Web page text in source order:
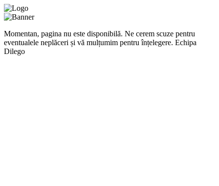
Momentan, pagina nu este disponibilă. Ne cerem scuze pentru
eventualele neplăceri și vă mulțumim pentru înțelegere. Echipa
Dilego